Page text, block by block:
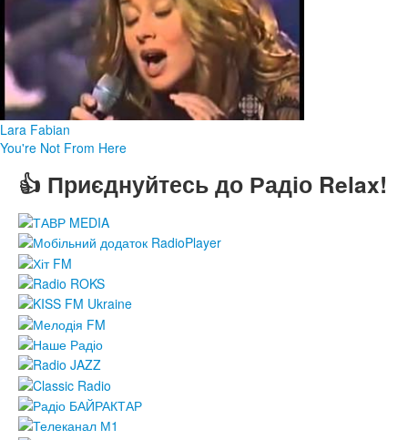
Lara Fabian
You're Not From Here
👍 Приєднуйтесь до Радіо Relax!